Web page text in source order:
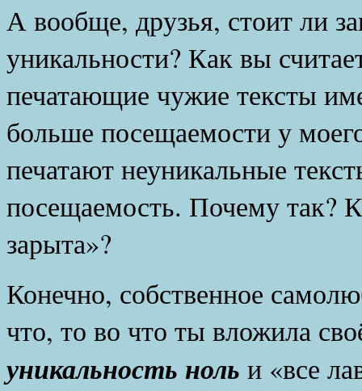
А вообще, друзья, стоит ли
уникальности? Как вы
печатающие чужие тексты
больше посещаемости у
печатают неуникальные
посещаемость. Почему так?
зарыта»?
Конечно, собственное
что, то во что ты вложила
уникальность ноль и «все